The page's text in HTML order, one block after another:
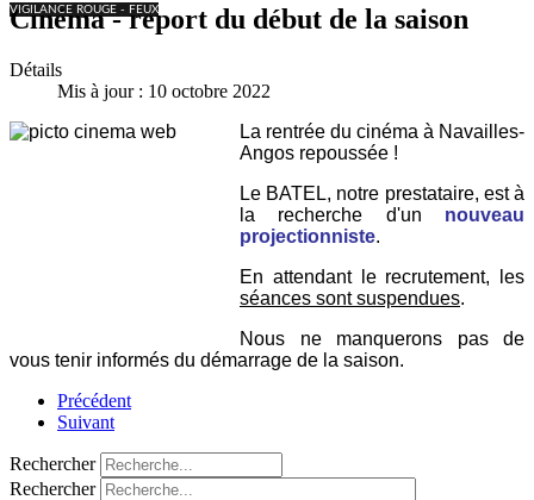
VIGILANCE ROUGE - FEUX
Cinéma - report du début de la saison
Détails
Mis à jour : 10 octobre 2022
La rentrée du cinéma à Navailles-
Angos repoussée !
Le BATEL, notre prestataire, est à
la recherche d'un nouveau
projectionniste.
En attendant le recrutement, les
séances sont suspendues.
Nous ne manquerons pas de
vous tenir informés du démarrage de la saison.
Précédent
Suivant
Rechercher
Rechercher